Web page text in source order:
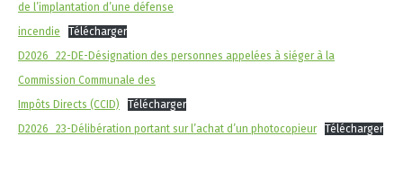
de l’implantation d’une défense
incendie
Télécharger
D2026_22-DE-Désignation des personnes appelées à siéger à la
Commission Communale des
Impôts Directs (CCID)
Télécharger
D2026_23-Délibération portant sur l’achat d’un photocopieur
Télécharger